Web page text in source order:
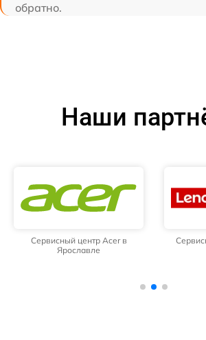
обратно.
Наши
Сервисный центр Acer в
Ярославле